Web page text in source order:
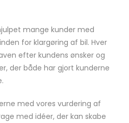
mange kunder med
for klargøring af bil. Hver
efter kundens ønsker og
der både har gjort kunderne
med vores vurdering af
med idéer, der kan skabe